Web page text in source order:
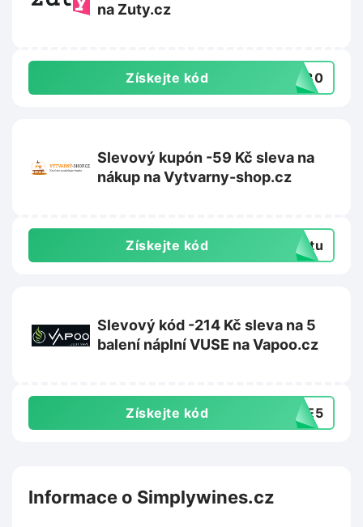
na Zuty.cz
Získejte kód VA30
Slevový kupón -59 Kč sleva na
nákup na Vytvarny-shop.cz
Získejte kód extu
Slevový kód -214 Kč sleva na 5
balení náplní VUSE na Vapoo.cz
Získejte kód USE5
Informace o Simplywines.cz